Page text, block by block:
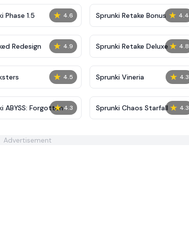
★ 4.6
Phase 1.5 ★ 4.4
Sprunki Retake Bonus
★ 4.9
Redesign ★ 4.8
Sprunki Retake Deluxe
★ 4.5 ★ 4.3
Sprunki Vineria
★ 4.3
ABYSS: Forgotten ★ 4.3
Sprunki Chaos Starfall
Advertisement